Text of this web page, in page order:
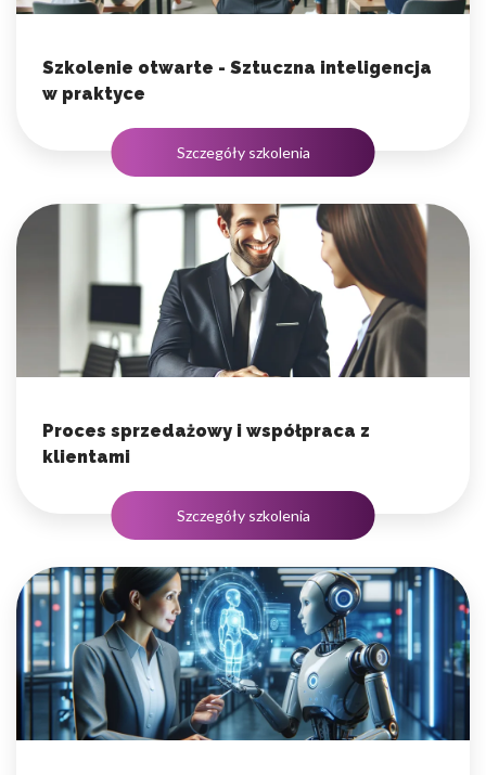
Szkolenie otwarte - Sztuczna inteligencja
w praktyce
Szczegóły szkolenia
Proces sprzedażowy i współpraca z
klientami
Szczegóły szkolenia